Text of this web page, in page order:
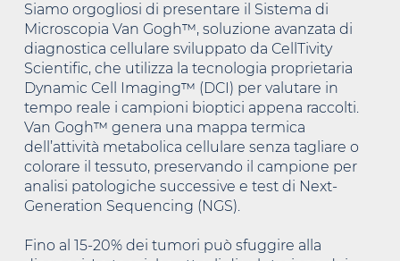
Siamo orgogliosi di presentare il Sistema di
Microscopia Van Gogh™, soluzione avanzata di
diagnostica cellulare sviluppato da CellTivity
Scientific, che utilizza la tecnologia proprietaria
Dynamic Cell Imaging™ (DCI) per valutare in
tempo reale i campioni bioptici appena raccolti.
Van Gogh™ genera una mappa termica
dell’attività metabolica cellulare senza tagliare o
colorare il tessuto, preservando il campione per
analisi patologiche successive e test di Next-
Generation Sequencing (NGS).
Fino al 15-20% dei tumori può sfuggire alla